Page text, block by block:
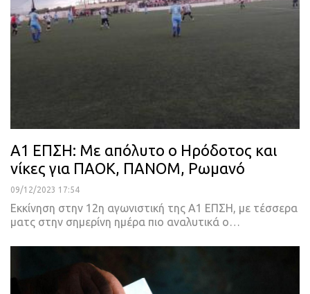
Α1 ΕΠΣΗ: Με απόλυτο ο Ηρόδοτος και
νίκες για ΠΑΟΚ, ΠΑΝΟΜ, Ρωμανό
09/12/2023 17:54
Εκκίνηση στην 12η αγωνιστική της Α1 ΕΠΣΗ, με τέσσερα
ματς στην σημερίνη ημέρα πιο αναλυτικά ο…